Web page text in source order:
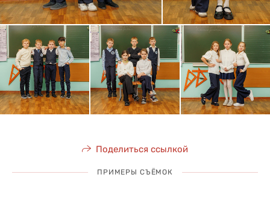
Поделиться ссылкой
ПРИМЕРЫ СЪЁМОК